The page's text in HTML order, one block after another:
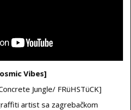
Vibes]
Jungle/ FRüHSTüCK]
artist sa zagrebačkom